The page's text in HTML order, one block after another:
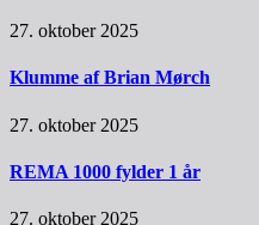
27. oktober 2025
Klumme af Brian Mørch
27. oktober 2025
REMA 1000 fylder 1 år
27. oktober 2025